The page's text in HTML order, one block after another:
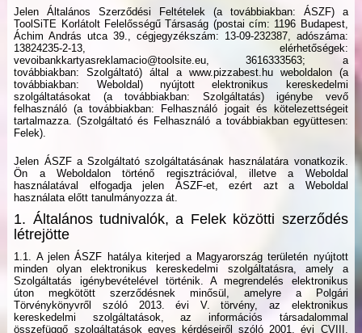
Jelen Általános Szerződési Feltételek (a továbbiakban: ÁSZF) a
ToolSiTE Korlátolt Felelősségű Társaság (postai cím: 1196 Budapest,
Áchim András utca 39., cégjegyzékszám: 13-09-232387, adószáma:
13824235-2-13, elérhetőségek:
vevoibankkartyasreklamacio@toolsite.eu, 3616333563; a
továbbiakban: Szolgáltató) által a www.pizzabest.hu weboldalon (a
továbbiakban: Weboldal) nyújtott elektronikus kereskedelmi
szolgáltatásokat (a továbbiakban: Szolgáltatás) igénybe vevő
felhasználó (a továbbiakban: Felhasználó jogait és kötelezettségeit
tartalmazza. (Szolgáltató és Felhasználó a továbbiakban együttesen:
Felek).
Jelen ÁSZF a Szolgáltató szolgáltatásának használatára vonatkozik.
Ön a Weboldalon történő regisztrációval, illetve a Weboldal
használatával elfogadja jelen ÁSZF-et, ezért azt a Weboldal
használata előtt tanulmányozza át.
1. Általános tudnivalók, a Felek közötti szerződés
létrejötte
1.1. A jelen ÁSZF hatálya kiterjed a Magyarország területén nyújtott
minden olyan elektronikus kereskedelmi szolgáltatásra, amely a
Szolgáltatás igénybevételével történik. A megrendelés elektronikus
úton megkötött szerződésnek minősül, amelyre a Polgári
Törvénykönyvről szóló 2013. évi V. törvény, az elektronikus
kereskedelmi szolgáltatások, az információs társadalommal
összefüggő szolgáltatások egyes kérdéseiről szóló 2001. évi CVIII.